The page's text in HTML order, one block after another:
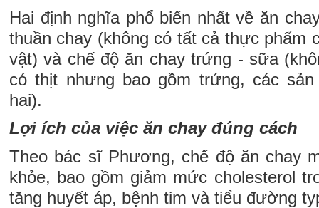
Hai định nghĩa phổ biến nhất về ăn
thuần chay (không có tất cả thực phẩm
vật) và chế độ ăn chay trứng - sữa
có thịt nhưng bao gồm trứng, các
hai).
Lợi ích của việc ăn chay đúng cách
Theo bác sĩ Phương, chế độ ăn chay
khỏe, bao gồm giảm mức cholesterol
tăng huyết áp, bệnh tim và tiểu đường